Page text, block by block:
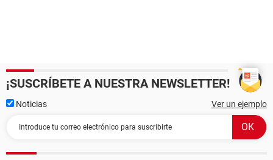
¡SUSCRÍBETE A NUESTRA NEWSLETTER!
Noticias Ver un ejemplo